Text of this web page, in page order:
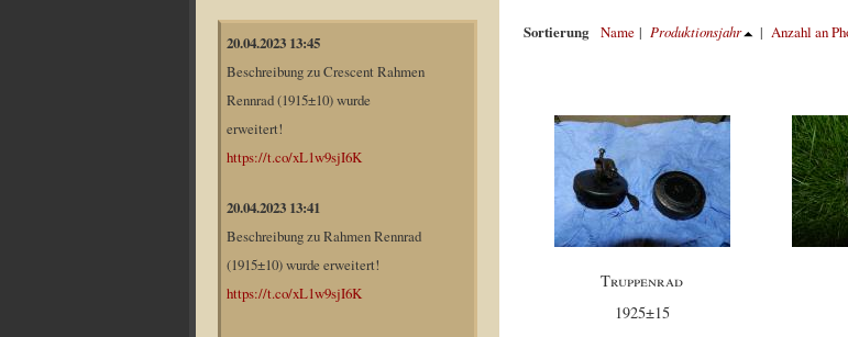
20.04.2023 13:45
Beschreibung zu Crescent Rahmen
Rennrad (1915±10) wurde
erweitert!
https://t.co/xL1w9sjI6K
20.04.2023 13:41
Beschreibung zu Rahmen Rennrad
(1915±10) wurde erweitert!
https://t.co/xL1w9sjI6K
Sortierung Name| Produktionsjahr | Anzahl an
Truppenrad
1925±15